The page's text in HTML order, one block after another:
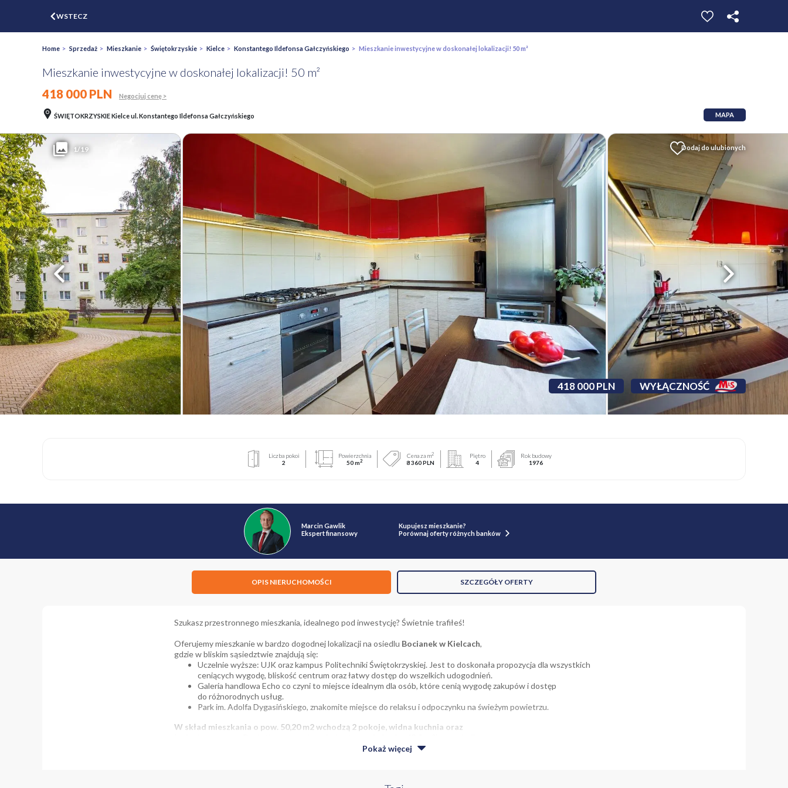
WSTECZ
Home > Sprzedaż > Mieszkanie > Świętokrzyskie > Kielce > Konstantego Ildefonsa Gałczyńskiego > Mieszkanie inwestycyjne w doskonałej lokalizacji! 50 m²
Mieszkanie inwestycyjne w doskonałej lokalizacji! 50 m²
418 000 PLN
Negocjuj cenę >
ŚWIĘTOKRZYSKIE Kielce ul. Konstantego Ildefonsa Gałczyńskiego MAPA
1/19
418 000 PLN WYŁĄCZNOŚĆ
Dodaj do ulubionych
Liczba pokoi
2
Powierzchnia
50 m2
Cena za m2
8 360 PLN
Piętro
4
Rok budowy
1976
Marcin Gawlik
Ekspert finansowy
Kupujesz mieszkanie?
Porównaj oferty różnych banków
OPIS NIERUCHOMOŚCI SZCZEGÓŁY OFERTY
Szukasz przestronnego mieszkania, idealnego pod inwestycję? Świetnie trafiłeś!
Oferujemy mieszkanie w bardzo dogodnej lokalizacji na osiedlu Bocianek w Kielcach,
gdzie w bliskim sąsiedztwie znajdują się:
Uczelnie wyższe: UJK oraz kampus Politechniki Świętokrzyskiej. Jest to doskonała propozycja dla wszystkich
ceniących wygodę, bliskość centrum oraz łatwy dostęp do wszelkich udogodnień.
Galeria handlowa Echo co czyni to miejsce idealnym dla osób, które cenią wygodę zakupów i dostęp
do różnorodnych usług.
Park im. Adolfa Dygasińskiego, znakomite miejsce do relaksu i odpoczynku na świeżym powietrzu.
W skład mieszkania o pow. 50,20 m2 wchodzą 2 pokoje, widna kuchnia oraz
Pokaż więcej